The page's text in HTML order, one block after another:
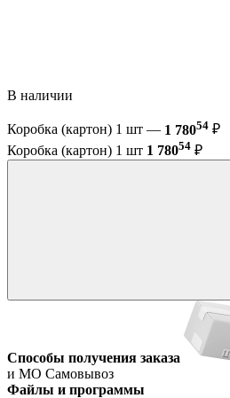
В наличии
Коробка (картон) 1 шт — 1 78054 ₽
Коробка (картон) 1 шт 1 78054 ₽
Способы получения заказа
и МО Самовывоз
Файлы и программы